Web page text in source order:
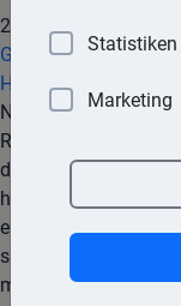
27.05.2026
Grundsteuerreform:
Härtefälle
Niedersachsens
Rechtsänderung den
die Grundsteuer in
hohen individuellen
erlassen. Es gehe
spezielle Einzelfälle,
mit.
mehr...
Statistiken
Marketing